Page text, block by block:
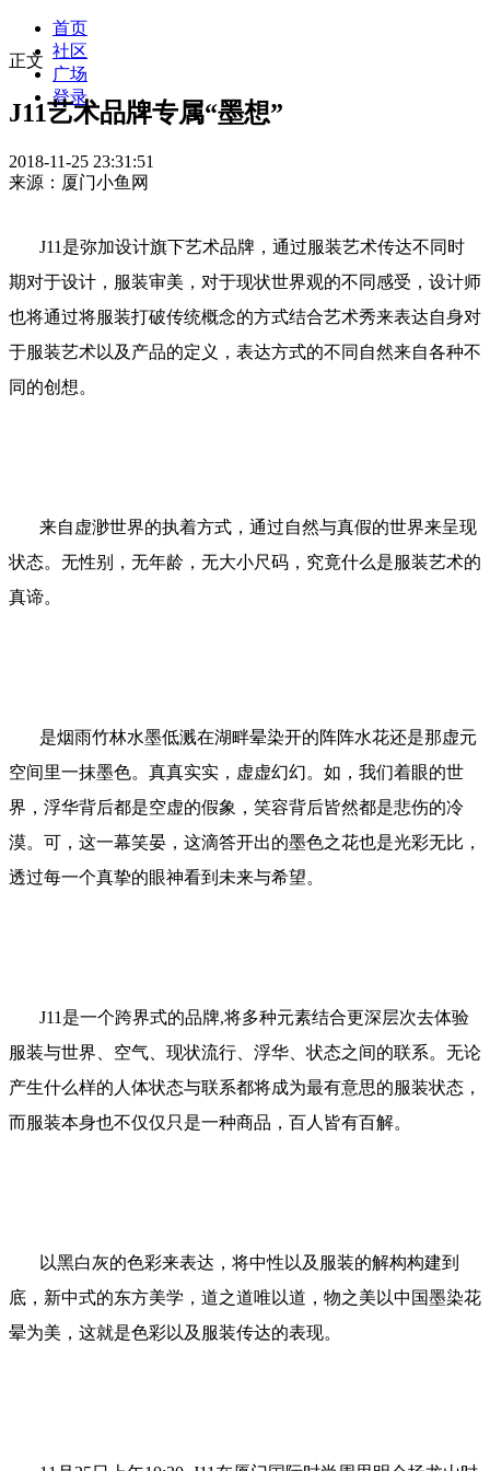
首页
社区
广场
登录
正文
J11艺术品牌专属“墨想”
2018-11-25 23:31:51
来源：厦门小鱼网
J11是弥加设计旗下艺术品牌，通过服装艺术传达不同时
期对于设计，服装审美，对于现状世界观的不同感受，设计师
也将通过将服装打破传统概念的方式结合艺术秀来表达自身对
于服装艺术以及产品的定义，表达方式的不同自然来自各种不
同的创想。
来自虚渺世界的执着方式，通过自然与真假的世界来呈现
状态。无性别，无年龄，无大小尺码，究竟什么是服装艺术的
真谛。
是烟雨竹林水墨低溅在湖畔晕染开的阵阵水花还是那虚元
空间里一抹墨色。 真真实实，虚虚幻幻。 如，我们着眼的世
界， 浮华背后都是空虚的假象， 笑容背后皆然都是悲伤的冷
漠。 可，这一幕笑晏， 这滴答开出的墨色之花也是光彩无比，
透过每一个真挚的眼神看到未来与希望。
J11是一个跨界式的品牌,将多种元素结合更深层次去体验
服装与世界、空气、现状流行、浮华、状态之间的联系。无论
产生什么样的人体状态与联系都将成为最有意思的服装状态，
而服装本身也不仅仅只是一种商品，百人皆有百解。
以黑白灰的色彩来表达，将中性以及服装的解构构建到
底，新中式的东方美学，道之道唯以道，物之美以中国墨染花
晕为美，这就是色彩以及服装传达的表现。